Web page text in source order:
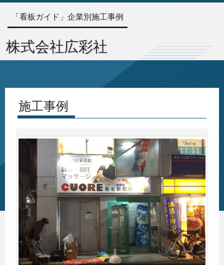
株式会社広彩社
「看板ガイド」企業別施工事例
施工事例